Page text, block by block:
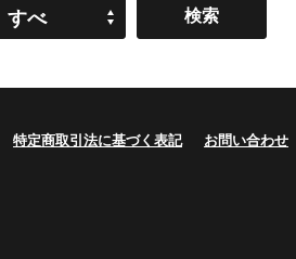
すべ
特定商取引法に基づく表記 お問い合わせ